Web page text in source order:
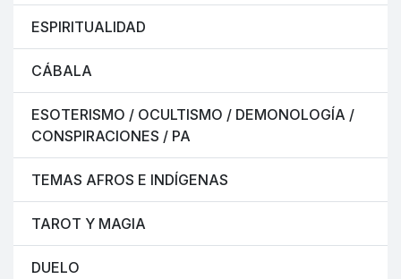
ESPIRITUALIDAD
CÁBALA
ESOTERISMO / OCULTISMO / DEMONOLOGÍA /
CONSPIRACIONES / PA
TEMAS AFROS E INDÍGENAS
TAROT Y MAGIA
DUELO